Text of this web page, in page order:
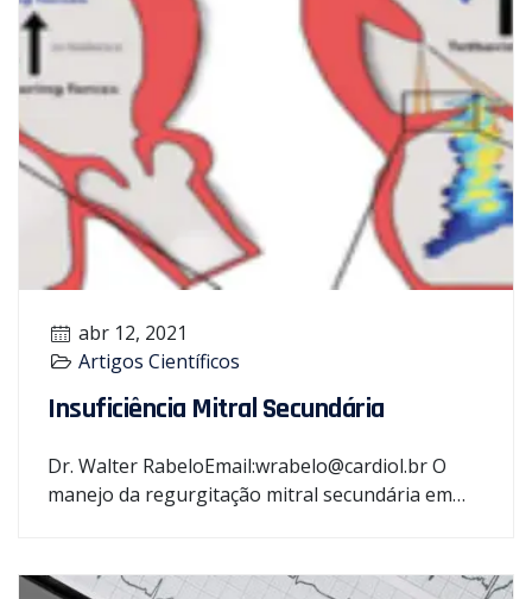
abr 12, 2021
Artigos Científicos
Insuficiência Mitral Secundária
Dr. Walter RabeloEmail:wrabelo@cardiol.br O
manejo da regurgitação mitral secundária em…